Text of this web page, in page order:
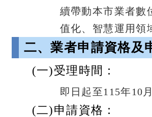
續帶動本市業者數
值化、智慧運用領
二、業者申請資格及
(一)受理時間：
即日起至115年10
(二)申請資格：